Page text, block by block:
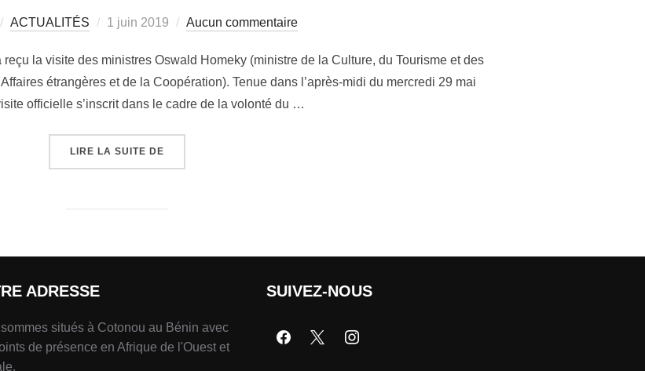
ACTUALITÉS 1 juin 2019 Aucun commentaire
reçu la visite des ministres Oswald Homeky (ministre de la Culture, du Tourisme et des
étrangères et de la Coopération). Tenue dans l’après-midi du mercredi 29 mai
officielle s’inscrit dans le cadre de la volonté du …
LIRE LA SUITE DE
ADRESSE
situés à Cotonou au Bénin avec
de présence en Afrique de l'Ouest et
SUIVEZ-NOUS